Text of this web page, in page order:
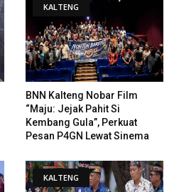
KALTENG
BNN Kalteng Nobar Film
“Maju: Jejak Pahit Si
Kembang Gula”, Perkuat
Pesan P4GN Lewat Sinema
KALTENG